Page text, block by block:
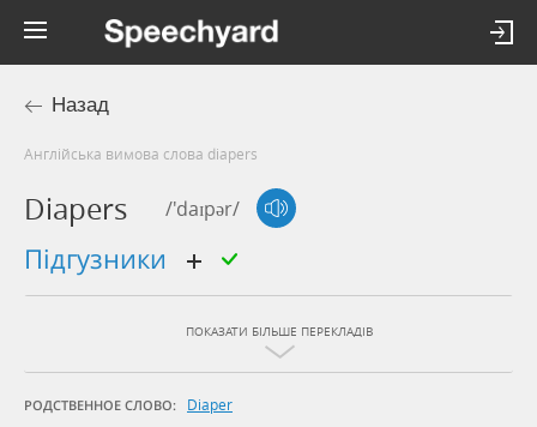
Назад
Англійська вимова слова diapers
Diapers /'daɪpər/
підгузники
ПОКАЗАТИ БІЛЬШЕ ПЕРЕКЛАДІВ
РОДСТВЕННОЕ СЛОВО: Diaper